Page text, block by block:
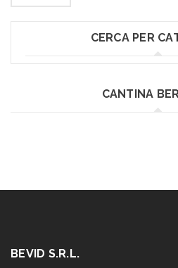
CERCA PER
CANTINA
BEVID S.R.L.